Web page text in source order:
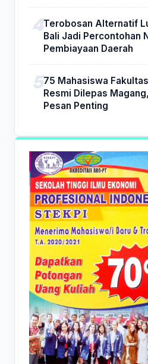
Terobosan Alternatif
Bali Jadi Percontohan
Pembiayaan Daerah
75 Mahasiswa
Resmi Dilepas
Pesan Penting